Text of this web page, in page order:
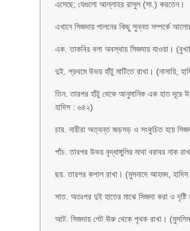
এসেছে; যেগুলো আল্লাহর রাসুল (সা.) করতেন।
এখানে সিজদায় পালনের কিছু সুন্নত সম্পর্কে
এক. তাকবির বলা অবস্থায় সিজদায় যাওয়া।
দুই. প্রথমে উভয় হাঁটু মাটিতে রাখা। (নাসায়ি,
তিন. তারপর হাঁটু থেকে আনুমানিক এক হাত দূরে
হাদিস : ৬৪২)
চার. নারীরা অত্যন্ত জড়সড় ও সংকুচিত হয়ে
পাঁচ. তারপর উভয় বৃদ্ধাঙ্গুলির মাথা বরাবর নাক
ছয়. তারপর কপাল রাখা। (মুসনাদে আহমদ,
সাত. অতঃপর দুই হাতের মাঝে সিজদা করা ও
আট. সিজদায় পেট ঊরু থেকে পৃথক রাখা।